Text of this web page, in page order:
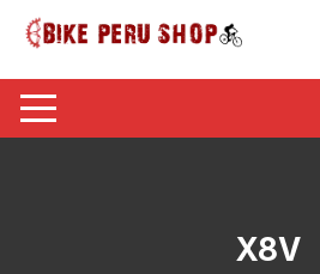
contenido
X8V